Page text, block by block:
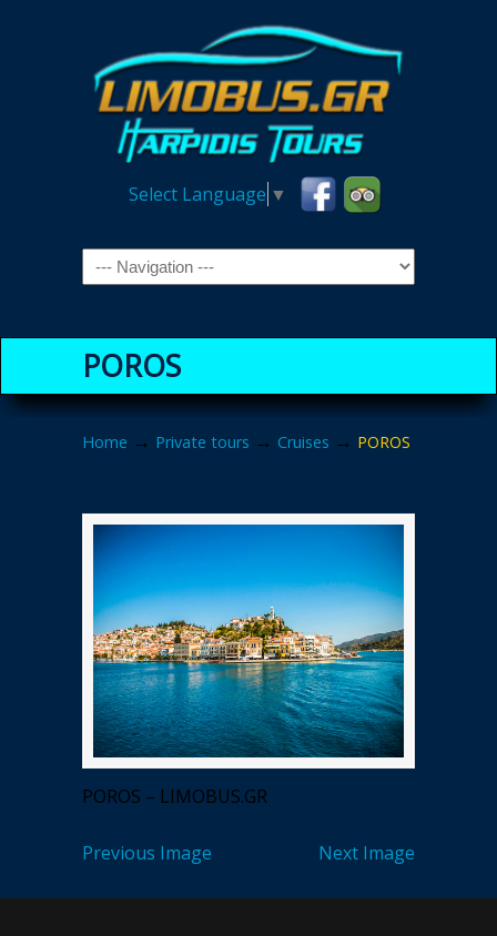
Select Language ▼
Navigation
POROS
Home → Private tours → Cruises → POROS
POROS – LIMOBUS.GR
Previous Image Next Image